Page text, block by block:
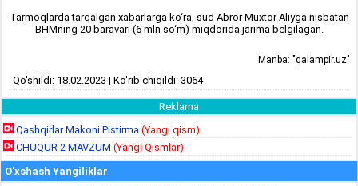
Tarmoqlarda tarqalgan xabarlarga ko‘ra, sud Abror Muxtor Aliyga nisbatan
BHMning 20 baravari (6 mln so‘m) miqdorida jarima belgilagan.
Manba: "qalampir.uz"
Qo'shildi: 18.02.2023 | Ko'rib chiqildi: 3064
Reklama
Qashqirlar Makoni Pistirma (Yangi qism)
CHUQUR 2 MAVZUM (Yangi Qismlar)
O'xshash Yangiliklar